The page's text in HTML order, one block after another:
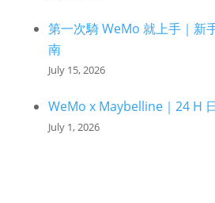
第一次騎 WeMo 就上手｜新
南
July 15, 2026
WeMo x Maybelline｜24 H
July 1, 2026